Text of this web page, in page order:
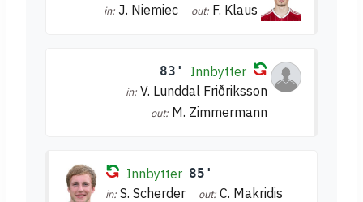
in: J. Niemiec out: F. Klaus
83' Innbytter
in: V. Lunddal Friðriksson
out: M. Zimmermann
Innbytter 85'
in: S. Scherder out: C. Makridis